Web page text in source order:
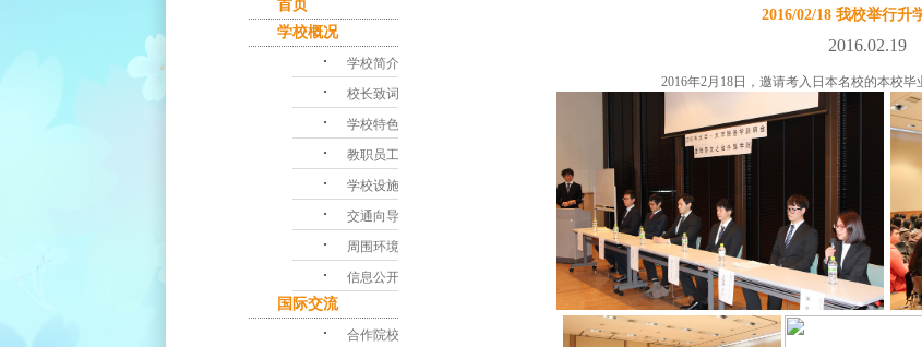
2016/02/18 我校举行升
2016.02.19
2016年2月18日，邀请考入日本名校的本校毕
首页
学校概况
･ 学校简介
･ 校长致词
･ 学校特色
･ 教职员工
･ 学校设施
･ 交通向导
･ 周围环境
･ 信息公开
国际交流
･ 合作院校